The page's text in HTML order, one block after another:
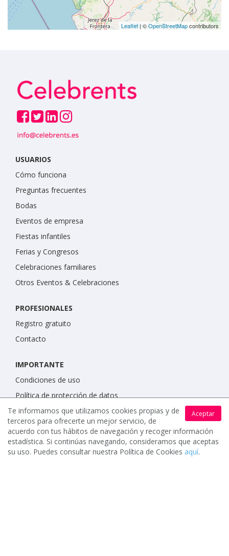
Leaflet| ©OpenStreetMapcontributors
USUARIOS
Cómo funciona
Preguntas frecuentes
Bodas
Eventos de empresa
Fiestas infantiles
Ferias y Congresos
Celebraciones familiares
Otros Eventos & Celebraciones
PROFESIONALES
Registro gratuito
Contacto
IMPORTANTE
Condiciones de uso
Política de protección de datos
Política de cookies
Aceptar
Te informamos que utilizamos cookies propias y de
terceros para ofrecerte un mejor servicio, de
acuerdo con tus hábitos de navegación y recoger información
estadística. Si continúas navegando, consideramos que aceptas
su uso. Puedes consultar nuestra Política de Cookies aquí.